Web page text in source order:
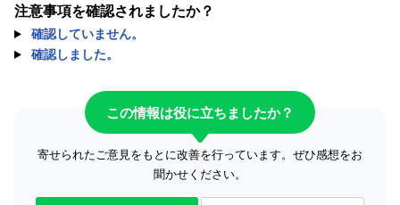
注意事項を確認されましたか？
確認していません。
確認しました。
この情報は役に立ちましたか？
寄せられたご意見をもとに改善を行っています。ぜひ感想をお
聞かせください。